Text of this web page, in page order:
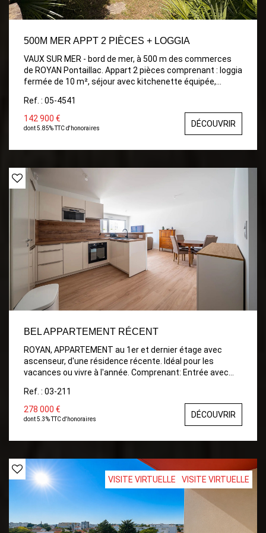
500M MER APPT 2 PIÈCES + LOGGIA
VAUX SUR MER - bord de mer, à 500 m des commerces
de ROYAN Pontaillac. Appart 2 pièces comprenant : loggia
fermée de 10 m², séjour avec kitchenette équipée,
placard de rangement, salle d'eau, WC. Parking privatif.
Ravalement neuf (2024).
Ref. : 05-4541
142 900 €
dont 5.85% TTC d'honoraires DÉCOUVRIR
BEL APPARTEMENT RÉCENT
ROYAN, APPARTEMENT au 1er et dernier étage avec
ascenseur, d'une résidence récente. Idéal pour les
vacances ou vivre à l'année. Comprenant: Entrée avec
aménagée, Chambre , Dressing pouvant être aménagée
en 2 ème Chambre, Salle d'eau, wc. Balcon Sud Ouest .
Place de parking. Local à vélos
Ref. : 03-211
278 000 €
dont 5.3% TTC d'honoraires DÉCOUVRIR
VISITE VIRTUELLE VISITE VIRTUELLE